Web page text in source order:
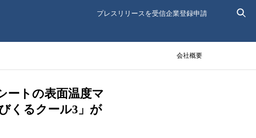
プレスリリースを受信企業登録申請
会社概要
ートの表面温度マ
くるクール3」が